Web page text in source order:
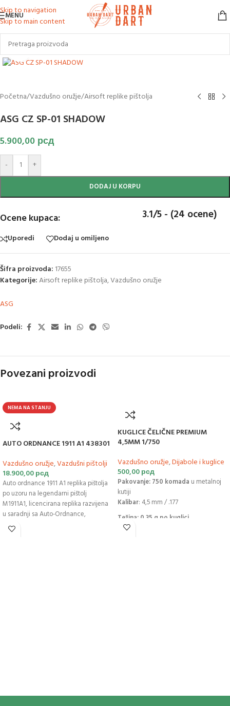
Skip to navigation
Skip to main content
MENU
Klikni za uvećanje slike
Početna/Vazdušno oružje/Airsoft replike pištolja
ASG CZ SP-01 SHADOW
5.900,00 рсд
- +
DODAJ U KORPU
Ocene kupaca: 3.1/5 - (24 ocene)
Uporedi Dodaj u omiljeno
Šifra proizvoda: 17655
Kategorije:Airsoft replike pištolja,Vazdušno oružje
ASG
Podeli:
Povezani proizvodi
NEMA NA STANJU
AUTO ORDNANCE 1911 A1 438301
Vazdušno oružje,Vazdušni pištolji
18.900,00рсд
Auto ordnance 1911 A1 replika pištolja
po uzoru na legendarni pištolj
M1911A1, licencirana replika razvijena
u saradnji sa Auto-Ordnance,
američkim proizvođačem vatrenog
oružja. Brava vazdušnog puštolja
KUGLICE ČELIČNE PREMIUM
4,5MM 1/750
Vazdušno oružje,Dijabole i kuglice
500,00рсд
Pakovanje: 750 komada u metalnoj
kutiji
Kalibar: 4,5 mm / .177
Težina: 0,35 g po kuglici
Materijal: